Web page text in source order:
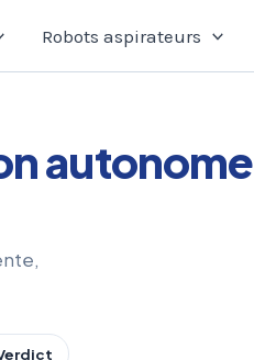
Robots aspirateurs
autonome